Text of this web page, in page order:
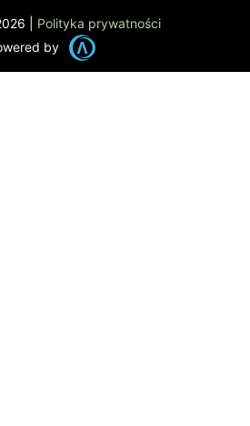
| Polityka prywatności
by